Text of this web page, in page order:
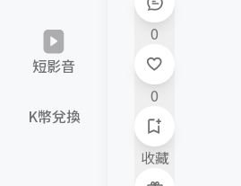
短影音
K幣兌換
0
0
收藏